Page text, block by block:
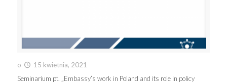
o
15 kwietnia, 2021
Seminarium pt. „Embassy’s work in Poland and its role in policy